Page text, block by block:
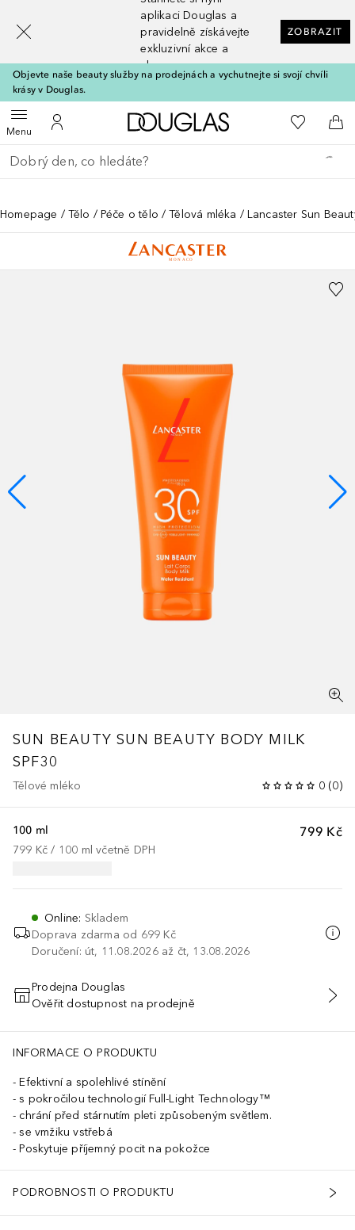
aplikaci Douglas a
pravidelně získávejte
exkluzivní akce a
slevy
ZOBRAZIT
Objevte naše beauty služby na prodejnách a vychutnejte si svojí chvíli
krásy v Douglas.
MenuOtevřít menuK mému účtu
Domů K mému
Do
Vraťte se
Proveďte vyhledávání
Homepage Tělo Péče o tělo Tělová mléka Lancaster Sun
SUN BEAUTY SUN BEAUTY BODY MILK
SPF30
Tělové mléko 0 (0)
799 Kč
100 ml
799 Kč / 100 ml včetně DPH
Online: Skladem
Doprava zdarma od 699 Kč
Doručení: út, 11.08.2026 až čt, 13.08.2026
PŘIDAT DO KOŠÍKU
Prodejna Douglas
Ověřit dostupnost na prodejně
INFORMACE O PRODUKTU
Efektivní a spolehlivé stínění
s pokročilou technologií Full-Light Technology™
chrání před stárnutím pleti způsobeným světlem.
se vmžiku vstřebá
Poskytuje příjemný pocit na pokožce
PODROBNOSTI O PRODUKTU
[navigation.slideout.screenreader]